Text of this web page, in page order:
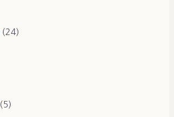
(24)
(5)